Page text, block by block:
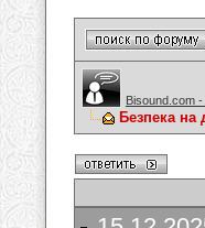
Bisound.com
Безпека на